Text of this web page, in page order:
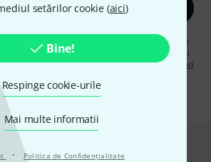
setărilor cookie (aici)
Bine!
Respinge cookie-urile
Mai multe informatii
· Politica de Confidenţialitate
Înscrie-te acum
te acum”, sunteți de acord să primiți publicitate
în orice moment. Puteți găsi informații
informativ înregulamentul nostru privind
* Necesar
în siguranță